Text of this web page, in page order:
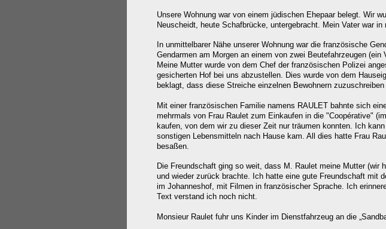
Unsere Wohnung war von einem jüdischen Ehepaar belegt. Wir
Neuscheidt, heute Schafbrücke, untergebracht. Mein Vater war
In unmittelbarer Nähe unserer Wohnung war die französische
Gendarmen am Morgen an einem von zwei Beutefahrzeugen
Meine Mutter wurde von dem Chef der französischen Polizei
gesicherten Hof bei uns abzustellen. Dies wurde von dem
beklagt, dass diese Streiche einzelnen Bewohnern
Mit einer französischen Familie namens RAULET bahnte sich
mehrmals von Frau Raulet zum Einkaufen in die "Coopérative"
kaufen, von dem wir zu dieser Zeit nur träumen konnten. Ich
sonstigen Lebensmitteln nach Hause kam. All dies hatte Frau
besaßen.
Die Freundschaft ging so weit, dass M. Raulet meine Mutter
und wieder zurück brachte. Ich hatte eine gute Freundschaft mit
im Johanneshof, mit Filmen in französischer Sprache. Ich
Text verstand ich noch nicht.
Monsieur Raulet fuhr uns Kinder im Dienstfahrzeug an die